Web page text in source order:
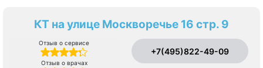
КТ на улице Москворечье 16 стр. 9
Отзыв о сервисе
Отзыв о врачах
+7(495)822-49-09